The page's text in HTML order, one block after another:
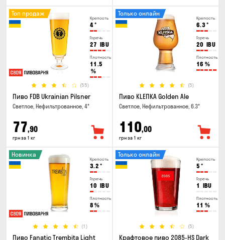
Крепость
4°
Горечь
27 IBU
Плотность
11.5
%
(55)
Топ продаж
Пиво FDB Ukrainian Pilsner
Светлое, Нефильтрованное, 4°
77,90
грн за 1 кг
Крепость
6.3°
Горечь
20 IBU
Плотность
16 %
(5)
Только онлайн
Пиво KLEПКА Golden Ale
Светлое, Нефильтрованное, 6.3°
110,00
грн за 1 кг
Крепость
3.2 °
Горечь
10 IBU
Плотность
8 %
(1)
Новинка
Пиво Fanatic Trembita Light
Крепость
5 °
Горечь
1 IBU
Плотность
11 %
(5)
Только онлайн
Крафтовое пиво 2085-HS Dark